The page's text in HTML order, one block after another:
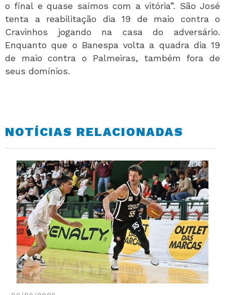
o final e quase saímos com a vitória”. São José
tenta a reabilitação dia 19 de maio contra o
Cravinhos jogando na casa do adversário.
Enquanto que o Banespa volta a quadra dia 19
de maio contra o Palmeiras, também fora de
seus domínios.
NOTÍCIAS RELACIONADAS